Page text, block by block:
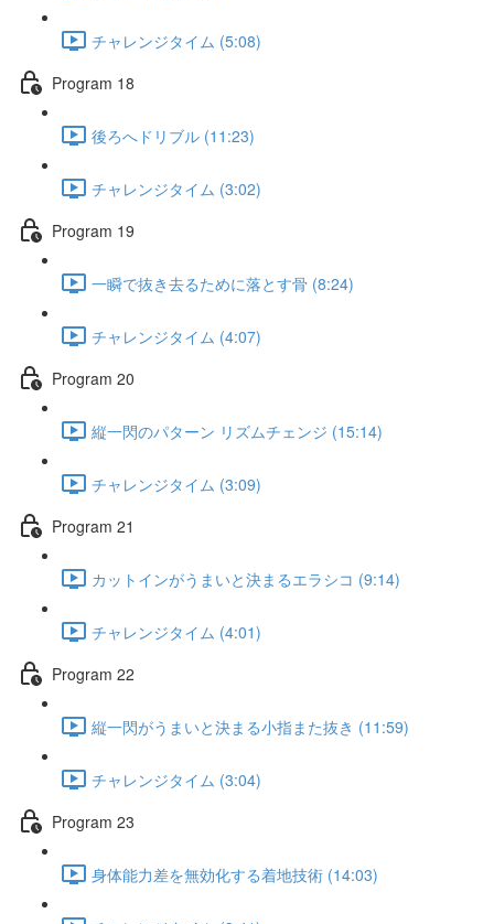
チャレンジタイム (5:08)
Program 18
後ろへドリブル (11:23)
チャレンジタイム (3:02)
Program 19
一瞬で抜き去るために落とす骨 (8:24)
チャレンジタイム (4:07)
Program 20
縦一閃のパターン リズムチェンジ (15:14)
チャレンジタイム (3:09)
Program 21
カットインがうまいと決まるエラシコ (9:14)
チャレンジタイム (4:01)
Program 22
縦一閃がうまいと決まる小指また抜き (11:59)
チャレンジタイム (3:04)
Program 23
身体能力差を無効化する着地技術 (14:03)